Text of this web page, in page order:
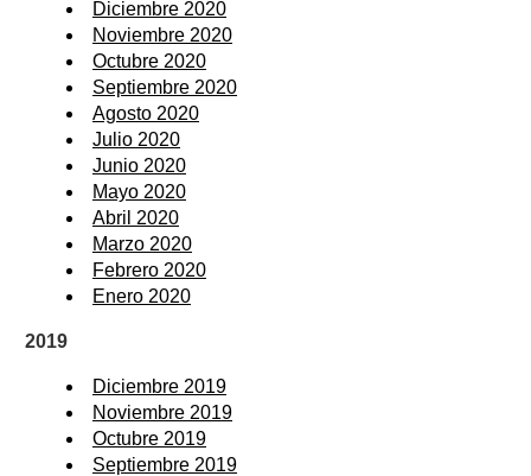
Diciembre 2020
Noviembre 2020
Octubre 2020
Septiembre 2020
Agosto 2020
Julio 2020
Junio 2020
Mayo 2020
Abril 2020
Marzo 2020
Febrero 2020
Enero 2020
2019
Diciembre 2019
Noviembre 2019
Octubre 2019
Septiembre 2019